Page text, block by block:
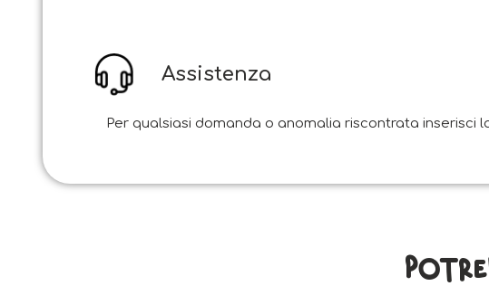
Assistenza
Per qualsiasi domanda o anomalia riscontrata inserisci